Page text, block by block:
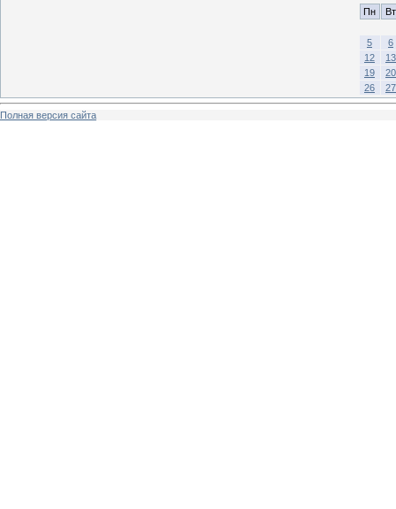
Пн Вт
5
6
12
13
19
20
26
27
Полная версия сайта